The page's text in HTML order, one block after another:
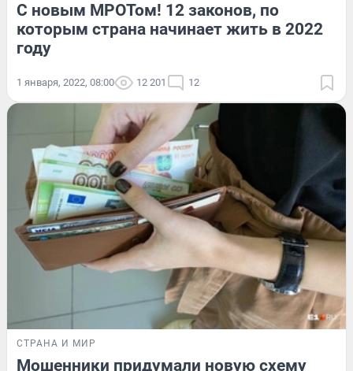
С новым МРОТом! 12 законов, по
которым страна начинает жить в 2022
году
1 января, 2022, 08:00 12 201 12
СТРАНА И МИР
Мошенники придумали новую схему